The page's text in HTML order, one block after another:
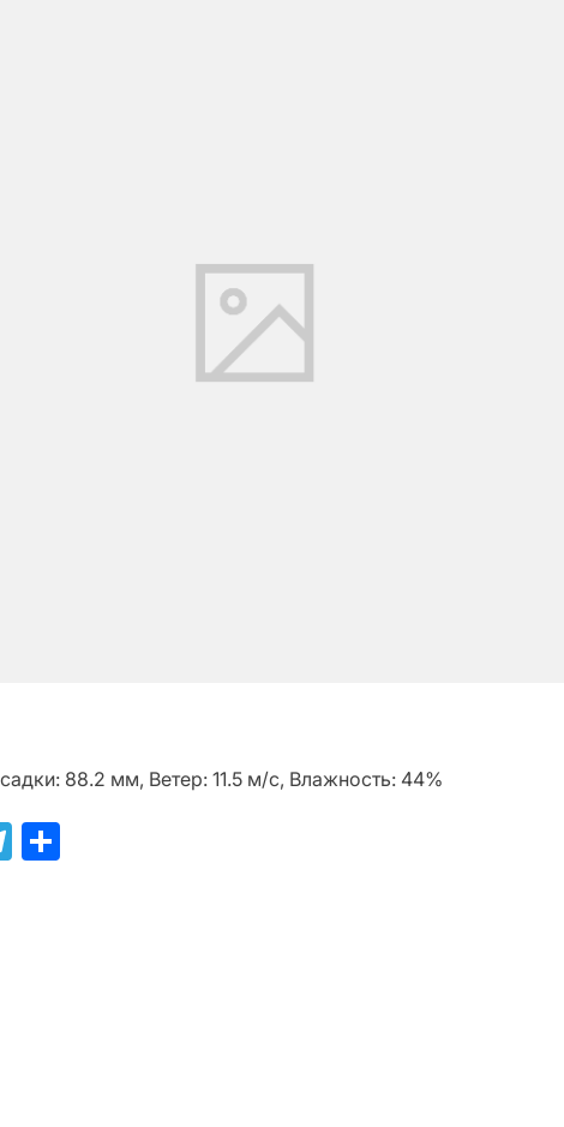
88.2 мм, Ветер: 11.5 м/с, Влажность: 44%
Telegram